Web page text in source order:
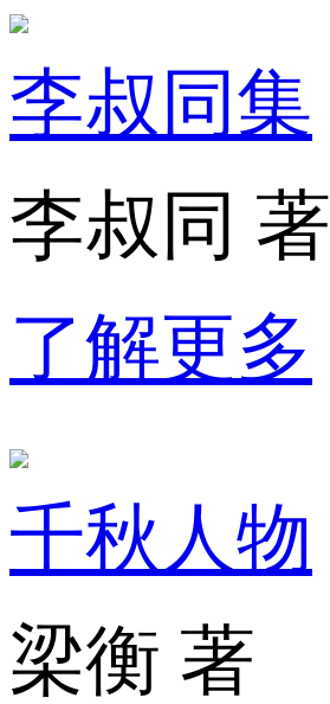
李叔同集
李叔同 著
了解更多
千秋人物
梁衡 著